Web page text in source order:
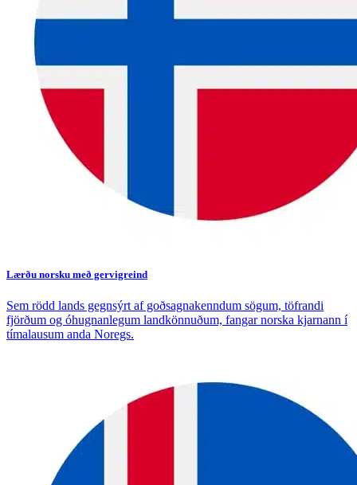
Lærðu norsku með gervigreind
Sem rödd lands gegnsýrt af goðsagnakenndum sögum, töfrandi
fjörðum og óhugnanlegum landkönnuðum, fangar norska kjarnann í
tímalausum anda Noregs.